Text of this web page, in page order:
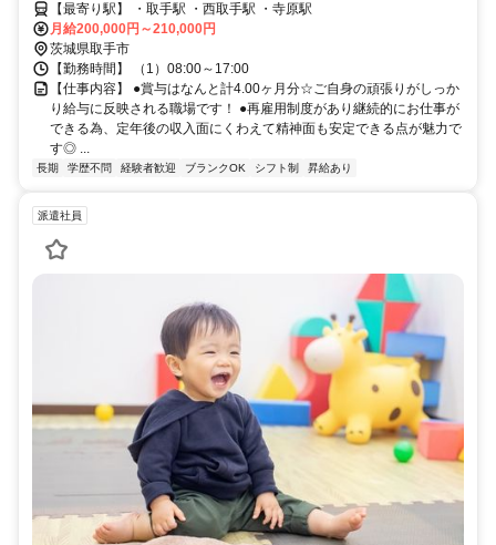
みどりが丘Base
【最寄り駅】 ・取手駅 ・西取手駅 ・寺原駅
月給200,000円～210,000円
茨城県取手市
【勤務時間】 （1）08:00～17:00
【仕事内容】 ●賞与はなんと計4.00ヶ月分☆ご自身の頑張りがしっか
り給与に反映される職場です！ ●再雇用制度があり継続的にお仕事が
できる為、定年後の収入面にくわえて精神面も安定できる点が魅力で
す◎ ...
長期 学歴不問 経験者歓迎 ブランクOK シフト制 昇給あり
派遣社員